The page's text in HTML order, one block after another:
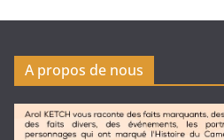
A propos de nous